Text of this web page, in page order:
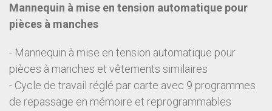
Mannequin à mise en tension automatique pour
pièces à manches
- Mannequin à mise en tension automatique pour
pièces à manches et vêtements similaires
- Cycle de travail réglé par carte avec 9 programmes
de repassage en mémoire et reprogrammables